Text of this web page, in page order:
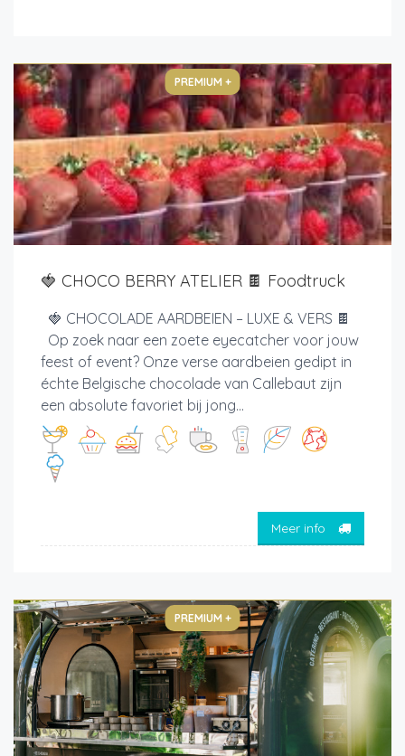
PREMIUM +
🍓 CHOCO BERRY ATELIER 🍫 Foodtruck
🍓 CHOCOLADE AARDBEIEN – LUXE & VERS 🍫
Op zoek naar een zoete eyecatcher voor jouw
feest of event? Onze verse aardbeien gedipt in
échte Belgische chocolade van Callebaut zijn
een absolute favoriet bij jong...
Meer info
PREMIUM +